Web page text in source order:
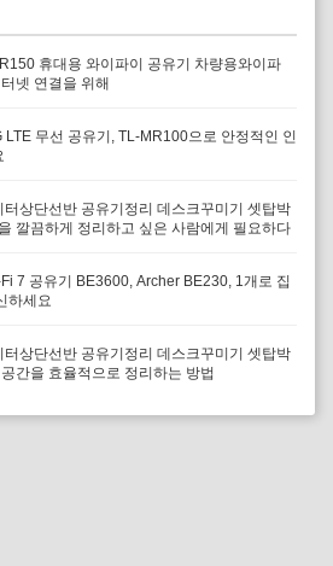
휴대용 와이파이 공유기 차량용와이파
넷 연결을 위해
무선 공유기, TL-MR100으로 안정적인 인
상단선반 공유기정리 데스크꾸미기 셋탑박
깔끔하게 정리하고 싶은 사람에게 필요하다
7 공유기 BE3600, Archer BE230, 1개로 집
하세요
상단선반 공유기정리 데스크꾸미기 셋탑박
간을 효율적으로 정리하는 방법